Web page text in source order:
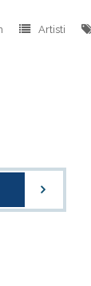
Artisti